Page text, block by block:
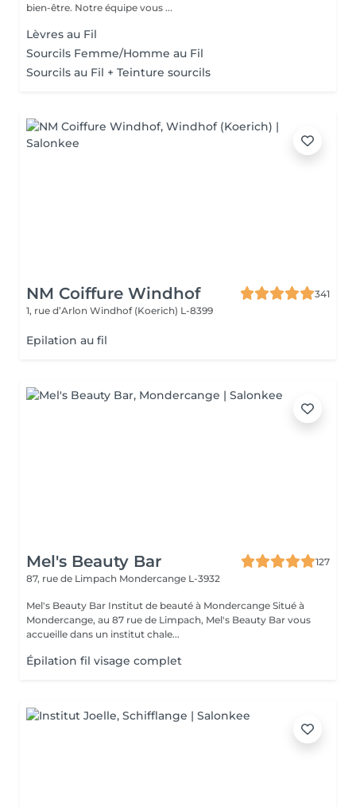
bien-être. Notre équipe vous ...
Lèvres au Fil
Sourcils Femme/Homme au Fil
Sourcils au Fil + Teinture sourcils
NM Coiffure Windhof
341
1, rue d’Arlon Windhof (Koerich) L-8399
Epilation au fil
Mel's Beauty Bar
127
87, rue de Limpach Mondercange L-3932
Mel's Beauty Bar Institut de beauté à Mondercange Situé à
Mondercange, au 87 rue de Limpach, Mel's Beauty Bar vous
accueille dans un institut chale...
Épilation fil visage complet